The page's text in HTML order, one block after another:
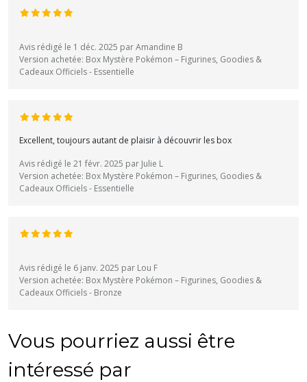
Avis rédigé le 1 déc. 2025 par Amandine B
Version achetée: Box Mystère Pokémon – Figurines, Goodies &
Cadeaux Officiels - Essentielle
Excellent, toujours autant de plaisir à découvrir les box
Avis rédigé le 21 févr. 2025 par Julie L
Version achetée: Box Mystère Pokémon – Figurines, Goodies &
Cadeaux Officiels - Essentielle
Avis rédigé le 6 janv. 2025 par Lou F
Version achetée: Box Mystère Pokémon – Figurines, Goodies &
Cadeaux Officiels - Bronze
Vous pourriez aussi être
intéressé par